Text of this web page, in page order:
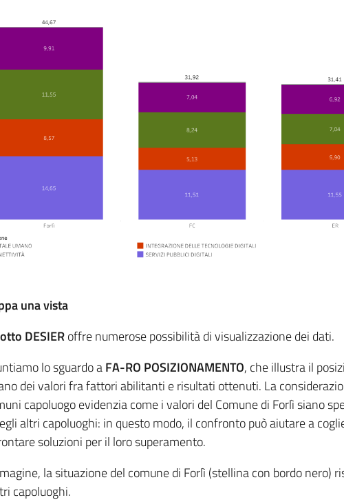
una vista
DESIERoffre numerose possibilità di visualizzazione dei dati.
lo sguardo aFA-RO POSIZIONAMENTO, che illustra il
dei valori fra fattori abilitanti e risultati ottenuti. La
capoluogo evidenzia come i valori del Comune di Forlì siano
altri capoluoghi: in questo modo, il confronto può aiutare a
soluzioni per il loro superamento.
la situazione del comune di Forlì (stellina con bordo nero)
capoluoghi.